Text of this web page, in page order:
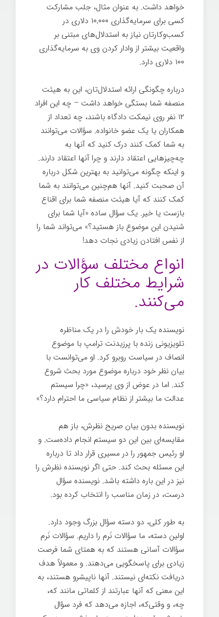
خواهد داشت. به عنوان مثال، جلب مشارکت
کسی برای سرمایه‌گذاری ۱۰,۰۰۰ دلاری در
کسب‌وکارتان نیاز به استدلال‌های مبتنی بر
واقعیت بیشتر از وادار کردن وی به سرمایه‌گذاری
۱۰۰ دلاری دارد.
درباره چگونگی ارائه استدلال‌تان، این به هیئت
منصفه شما بستگی خواهد داشت – چه این افراد
۱۲ نفر روی نیمکت دادگاه باشند، چه تعداد از
همکاران یا یک عضو خانواده. سؤالات می‌توانند
به شما کمک کنند درک کنید که آنها به
چه‌چیزهایی اعتقاد دارند و چرا آنها اعتقاد دارند.
و اینکه چگونه می‌توانید به بهترین شکل درباره
آن صحبت کنید. آنها هم‌چنین می‌توانند به شما
کمک کنند که آیا هیئت منصفه شما برای اقناع
بازست یا خیر. یک سؤال ساده «آیا شما برای
شنیدن این موضوع باز هستید؟» می‌تواند شما را
از نفس افتادن زیادی نجات دهد!
انواع مختلف سؤالات در
شرایط مختلف کار
می‌کنند.
نویسنده یک بار خودش را در یک مناظره
تلویزیونی زنده با پرزیدنت ترامپ با موضوع
انصاف در سیاست روبرو کرد. او می‌توانست با
بیان نظر خود درباره موضوع مورد بحث شروع
کند. اما در عوض از وی پرسید، «چرا سیستم
عدالت ما بیشتر از نظام سیاسی ما احترام دارد؟»
نویسنده بدون بیان صریح نظرش، باز هم
مقایسه‌ای بین این دو سیستم انجام داده‌ست. و
او رئیس جمهور را در مسیری قرار داد تا درباره
این مسئله بحث کند. حتی اگر نویسنده نظرش را
نیز در این باره داشته باشد. نویسنده سؤال
درست، در زمان مناسب را انتخاب کرده بود.
به طور کلی، دو دسته سؤال بزرگ وجود دارد.
اولین دسته، ما سؤالات نَرم را داریم. سؤالات نَرم
سؤالات آسانی هستند که به همتای شما فرصت
زیادی برای پاسخگویی می‌دهند. و معمولاً هدف
دریافت نکته‌ای نیستند. آنها ناپیشرو هستند، به
این معنی که آنها عبارتند از کلماتی مانند که،
چه، و وقتی‌که، اجازه می‌دهد که فرد سؤال